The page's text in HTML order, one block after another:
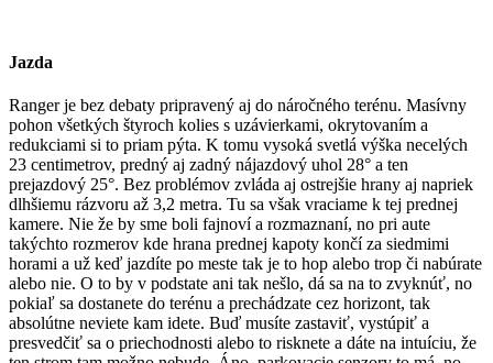
Jazda
Ranger je bez debaty pripravený aj do náročného terénu. Masívny
pohon všetkých štyroch kolies s uzávierkami, okrytovaním a
redukciami si to priam pýta. K tomu vysoká svetlá výška necelých
23 centimetrov, predný aj zadný nájazdový uhol 28° a ten
prejazdový 25°. Bez problémov zvláda aj ostrejšie hrany aj napriek
dlhšiemu rázvoru až 3,2 metra. Tu sa však vraciame k tej prednej
kamere. Nie že by sme boli fajnoví a rozmaznaní, no pri aute
takýchto rozmerov kde hrana prednej kapoty končí za siedmimi
horami a už keď jazdíte po meste tak je to hop alebo trop či nabúrate
alebo nie. O to by v podstate ani tak nešlo, dá sa na to zvyknúť, no
pokiaľ sa dostanete do terénu a prechádzate cez horizont, tak
absolútne neviete kam idete. Buď musíte zastaviť, vystúpiť a
presvedčiť sa o priechodnosti alebo to risknete a dáte na intuíciu, že